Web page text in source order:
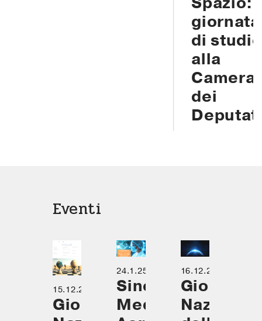
giornata
di studio
alla
Camera
dei
Deputati
Eventi
15.12.25
Giornata
24.1.25
Sinergie tra
Medicina
16.12.24
Giornata
Nazionale